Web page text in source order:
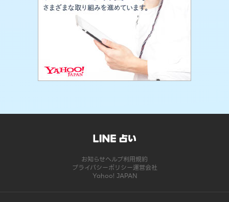
お知らせヘルプ利用規約
プライバシーポリシー運営会社
Yahoo! JAPAN